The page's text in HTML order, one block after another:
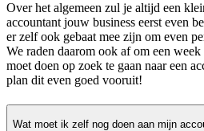
Over het algemeen zul je altijd een
accountant jouw business eerst even
er zelf ook gebaat mee zijn om even
We raden daarom ook af om een
moet doen op zoek te gaan naar een
plan dit even goed vooruit!
Wat moet ik zelf nog doen aan mijn